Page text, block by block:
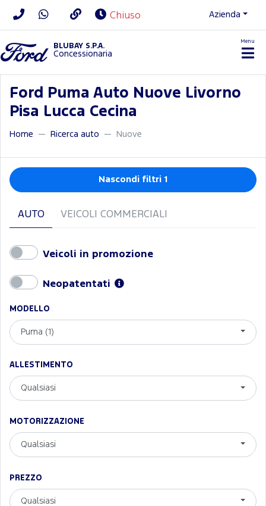
Chiuso Azienda
BLUBAY S.P.A.
Concessionaria
Menu
Ford Puma Auto Nuove Livorno
Pisa Lucca Cecina
Home Ricerca auto Nuove
Nascondi filtri 1
AUTO VEICOLI COMMERCIALI
Veicoli in promozione
Neopatentati
MODELLO
Puma (1)
ALLESTIMENTO
Qualsiasi
MOTORIZZAZIONE
Qualsiasi
PREZZO
Qualsiasi